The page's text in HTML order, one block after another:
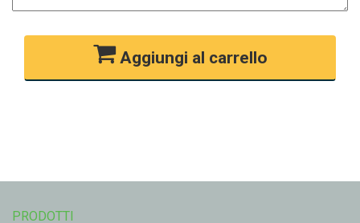
Aggiungi al carrello
PRODOTTI